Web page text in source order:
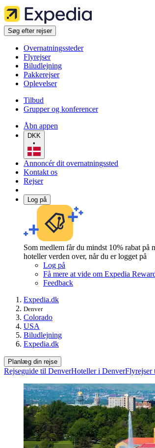
Søg efter rejser
Overnatningssteder
Flyrejser
Biludlejning
Pakkerejser
Oplevelser
Tilbud
Grupper og konferencer
Åbn appen
DKK
•
Annoncér dit overnatningssted
Kontakt os
Rejser
Log på
Som medlem får du mindst 10% rabat på
hoteller verden over, når du er logget på
Log på
Få mere at vide om Expedia
Feedback
Expedia.dk
Denver
Colorado
USA
Biludlejning
Expedia.dk
Planlæg din rejse
Rejseguide til DenverHoteller i DenverFlyrejser